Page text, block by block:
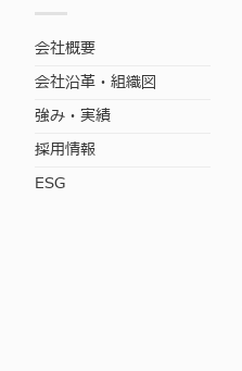
会社概要
会社沿革・組織図
強み・実績
採用情報
ESG